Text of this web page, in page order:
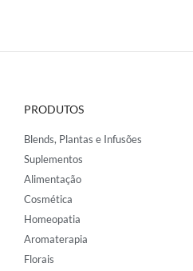
PRODUTOS
Blends, Plantas e Infusões
Suplementos
Alimentação
Cosmética
Homeopatia
Aromaterapia
Florais